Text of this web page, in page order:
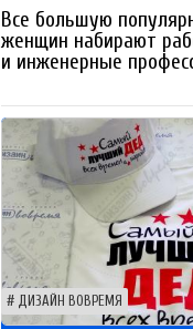
Все большую
женщин набирают
и инженерные
ДИЗАЙН ВОВРЕМЯ